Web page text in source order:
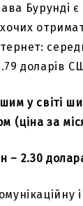
Бурунді
доларів
у світі
(ціна за
– 2.30